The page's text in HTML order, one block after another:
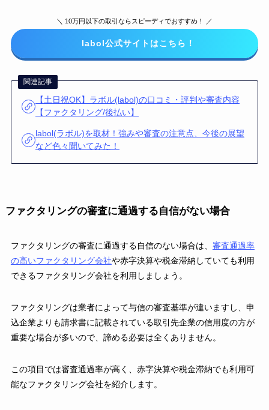
＼ 10万円以下の取引ならスピーディでおすすめ！ ／
labol公式サイトはこちら！
関連記事
【土日祝OK】ラボル(labol)の口コミ・評判や審査内容
【ファクタリング/後払い】
labol(ラボル)を取材！強みや審査の注意点、今後の展望
など色々聞いてみた！
ファクタリングの審査に通過する自信がない場合
ファクタリングの審査に通過する自信のない場合は、 審査通過率
の高いファクタリング会社や赤字決算や税金滞納していても利用
できるファクタリング会社を利用しましょう。
ファクタリングは業者によって与信の審査基準が違いますし、申
込企業よりも請求書に記載されている取引先企業の信用度の方が
重要な場合が多いので、諦める必要は全くありません。
この項目では審査通過率が高く、赤字決算や税金滞納でも利用可
能なファクタリング会社を紹介します。